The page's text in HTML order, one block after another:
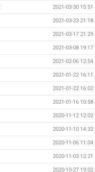
2021-03-30 15:51
2021-03-23 21:18
2021-03-17 21:29
2021-03-08 19:17
2021-02-06 12:54
2021-01-22 16:11
2021-01-22 16:02
2021-01-16 10:58
2020-11-12 12:02
2020-11-10 14:32
2020-11-06 11:04
2020-11-03 12:21
2020-10-27 19:02